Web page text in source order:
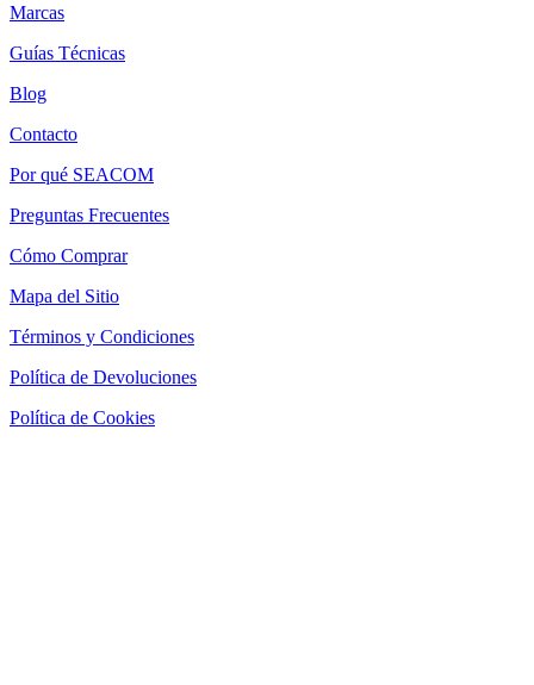
Marcas
Guías Técnicas
Blog
Contacto
Por qué SEACOM
Preguntas Frecuentes
Cómo Comprar
Mapa del Sitio
Términos y Condiciones
Política de Devoluciones
Política de Cookies